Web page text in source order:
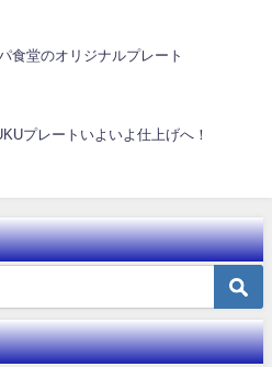
食堂のオリジナルプレート
プレートいよいよ仕上げへ！